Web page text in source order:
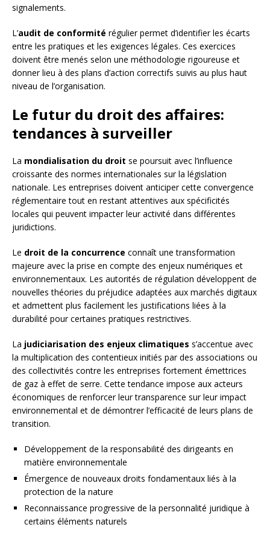
signalements.
L’audit de conformité régulier permet d’identifier les écarts
entre les pratiques et les exigences légales. Ces exercices
doivent être menés selon une méthodologie rigoureuse et
donner lieu à des plans d’action correctifs suivis au plus haut
niveau de l’organisation.
Le futur du droit des affaires:
tendances à surveiller
La mondialisation du droit se poursuit avec l’influence
croissante des normes internationales sur la législation
nationale. Les entreprises doivent anticiper cette convergence
réglementaire tout en restant attentives aux spécificités
locales qui peuvent impacter leur activité dans différentes
juridictions.
Le droit de la concurrence connaît une transformation
majeure avec la prise en compte des enjeux numériques et
environnementaux. Les autorités de régulation développent de
nouvelles théories du préjudice adaptées aux marchés digitaux
et admettent plus facilement les justifications liées à la
durabilité pour certaines pratiques restrictives.
La judiciarisation des enjeux climatiques s’accentue avec
la multiplication des contentieux initiés par des associations ou
des collectivités contre les entreprises fortement émettrices
de gaz à effet de serre. Cette tendance impose aux acteurs
économiques de renforcer leur transparence sur leur impact
environnemental et de démontrer l’efficacité de leurs plans de
transition.
Développement de la responsabilité des dirigeants en
matière environnementale
Émergence de nouveaux droits fondamentaux liés à la
protection de la nature
Reconnaissance progressive de la personnalité juridique à
certains éléments naturels